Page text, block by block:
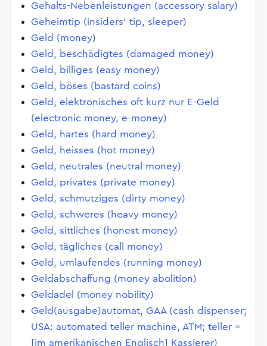
Gehalts-Nebenleistungen (accessory salary)
Geheimtip (insiders' tip, sleeper)
Geld (money)
Geld, beschädigtes (damaged money)
Geld, billiges (easy money)
Geld, böses (bastard coins)
Geld, elektronisches oft kurz nur E-Geld
(electronic money, e-money)
Geld, hartes (hard money)
Geld, heisses (hot money)
Geld, neutrales (neutral money)
Geld, privates (private money)
Geld, schmutziges (dirty money)
Geld, schweres (heavy money)
Geld, sittliches (honest money)
Geld, tägliches (call money)
Geld, umlaufendes (running money)
Geldabschaffung (money abolition)
Geldadel (money nobility)
Geld(ausgabe)automat, GAA (cash dispenser;
USA: automated teller machine, ATM; teller =
[im amerikanischen Englisch] Kassierer)